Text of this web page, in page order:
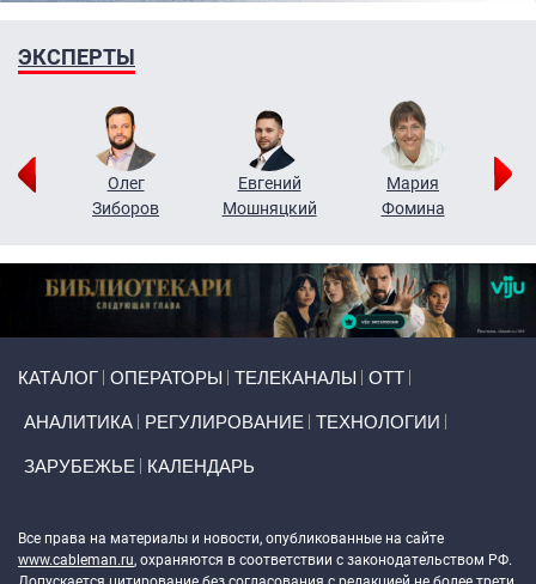
ЭКСПЕРТЫ
Олег
Зиборов
Евгений
Мошняцкий
Мария
Фомина
КАТАЛОГ ОПЕРАТОРЫ ТЕЛЕКАНАЛЫ ОТТ
АНАЛИТИКА РЕГУЛИРОВАНИЕ ТЕХНОЛОГИИ
ЗАРУБЕЖЬЕ КАЛЕНДАРЬ
Все права на материалы и новости, опубликованные на сайте
www.cableman.ru, охраняются в соответствии с законодательством РФ.